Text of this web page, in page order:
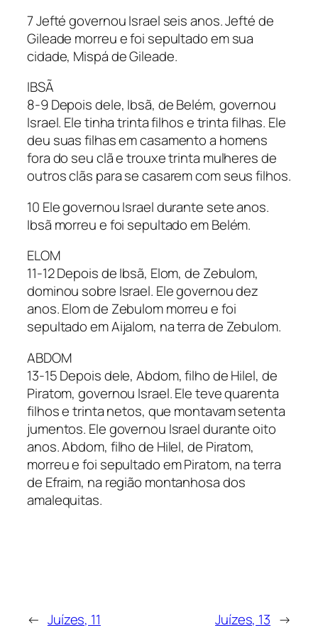
7 Jefté governou Israel seis anos. Jefté de
Gileade morreu e foi sepultado em sua
cidade, Mispá de Gileade.
IBSÃ
8-9 Depois dele, Ibsã, de Belém, governou
Israel. Ele tinha trinta filhos e trinta filhas. Ele
deu suas filhas em casamento a homens
fora do seu clã e trouxe trinta mulheres de
outros clãs para se casarem com seus filhos.
10 Ele governou Israel durante sete anos.
Ibsã morreu e foi sepultado em Belém.
ELOM
11-12 Depois de Ibsã, Elom, de Zebulom,
dominou sobre Israel. Ele governou dez
anos. Elom de Zebulom morreu e foi
sepultado em Aijalom, na terra de Zebulom.
ABDOM
13-15 Depois dele, Abdom, filho de Hilel, de
Piratom, governou Israel. Ele teve quarenta
filhos e trinta netos, que montavam setenta
jumentos. Ele governou Israel durante oito
anos. Abdom, filho de Hilel, de Piratom,
morreu e foi sepultado em Piratom, na terra
de Efraim, na região montanhosa dos
amalequitas.
← Juízes, 11 Juízes, 13 →